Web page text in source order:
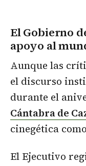
El Gobierno
apoyo al
Aunque las
el discurso
durante el
Cántabra de
cinegética
El Ejecutivo